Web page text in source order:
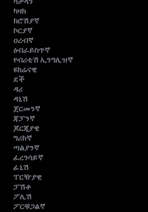
ካዛክ
ክሮሽያኛ
ኮርያኛ
ዐረብኛ
ዕብራይስጥኛ
የብሪቲሽ ኢንግሊዝኛ
ዩክሬናዊ
ደች
ዳሪ
ዳኒሽ
ጀርመንኛ
ጃፓንኛ
ጆርጂያዊ
ግሪክኛ
ጣልያንኛ
ፈረንሳይኛ
ፊኒሽ
ፐርዥያዊ
ፓሽቶ
ፖሊሽ
ፖርቹጋልኛ